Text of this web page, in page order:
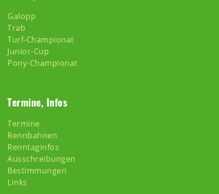
Galopp
Trab
Turf-Championat
Junior-Cup
Pony-Championat
Termine, Infos
Termine
Rennbahnen
Renntaginfos
Ausschreibungen
Bestimmungen
Links